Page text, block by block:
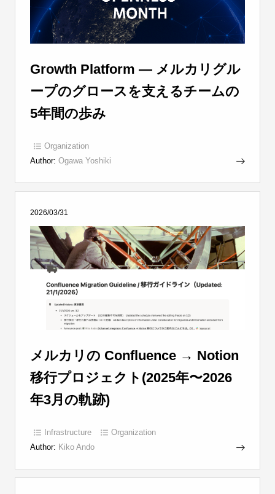
Growth Platform ― メルカリグル
ープのグロースを支えるチームの
5年間の歩み
Organization
Author: Ogawa Yoshiki
2026/03/31
メルカリの Confluence → Notion
移行プロジェクト(2025年〜2026
年3月の軌跡)
Infrastructure
Organization
Author: Kiko Ando